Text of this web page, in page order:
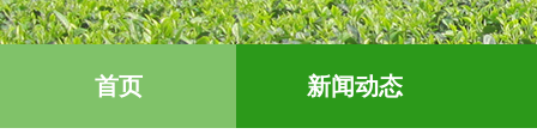
首页 新闻动态